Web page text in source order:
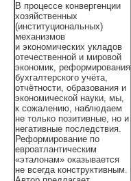
В процессе конвергенции
хозяйственных
(институциональных)
механизмов
и экономических укладов
отечественной и мировой
экономик, реформирования
бухгалтерского учёта,
отчётности, образования и
экономической науки, мы,
к сожалению, наблюдаем
не только позитивные, но и
негативные последствия.
Реформирование по
евроатлантическим
«эталонам» оказывается
не всегда конструктивным.